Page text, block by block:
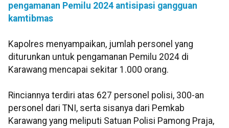
pengamanan Pemilu 2024 antisipasi gangguan
kamtibmas
Kapolres menyampaikan, jumlah personel yang
diturunkan untuk pengamanan Pemilu 2024 di
Karawang mencapai sekitar 1.000 orang.
Rinciannya terdiri atas 627 personel polisi, 300-an
personel dari TNI, serta sisanya dari Pemkab
Karawang yang meliputi Satuan Polisi Pamong Praja,